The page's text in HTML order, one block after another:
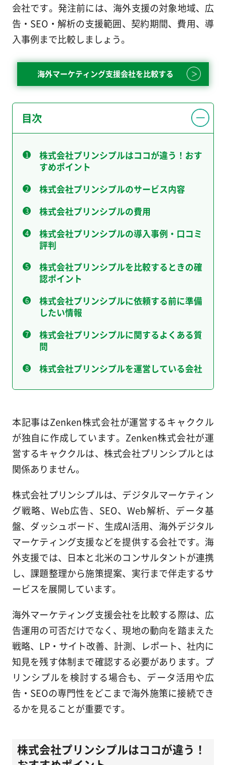
会社です。発注前には、海外支援の対象地域、広
告・SEO・解析の支援範囲、契約期間、費用、導
入事例まで比較しましょう。
海外マーケティング支援会社を比較する
目次
株式会社プリンシプルはココが違う！おす
すめポイント
株式会社プリンシプルのサービス内容
株式会社プリンシプルの費用
株式会社プリンシプルの導入事例・口コミ
評判
株式会社プリンシプルを比較するときの確
認ポイント
株式会社プリンシプルに依頼する前に準備
したい情報
株式会社プリンシプルに関するよくある質
問
株式会社プリンシプルを運営している会社
本記事はZenken株式会社が運営するキャククル
が独自に作成しています。Zenken株式会社が運
営するキャククルは、株式会社プリンシプルとは
関係ありません。
株式会社プリンシプルは、デジタルマーケティン
グ戦略、Web広告、SEO、Web解析、データ基
盤、ダッシュボード、生成AI活用、海外デジタル
マーケティング支援などを提供する会社です。海
外支援では、日本と北米のコンサルタントが連携
し、課題整理から施策提案、実行まで伴走するサ
ービスを展開しています。
海外マーケティング支援会社を比較する際は、広
告運用の可否だけでなく、現地の動向を踏まえた
戦略、LP・サイト改善、計測、レポート、社内に
知見を残す体制まで確認する必要があります。プ
リンシプルを検討する場合も、データ活用や広
告・SEOの専門性をどこまで海外施策に接続でき
るかを見ることが重要です。
株式会社プリンシプルはココが違う！